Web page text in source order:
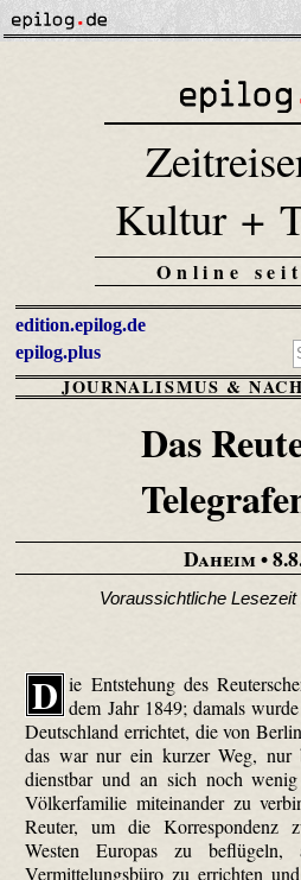
Kultur +
Online
edition.epilog.de
epilog.plus
JOURNALISMUS &
Das
Daheim•
Voraussichtliche
D ie Entstehung des
dem Jahr 1849; damals
Deutschland errichtet, die von
das war nur ein kurzer Weg, nur
dienstbar und an sich noch
Völkerfamilie miteinander zu
Reuter, um die Korrespondenz
Westen Europas zu
Vermittelungs­büro zu errichten